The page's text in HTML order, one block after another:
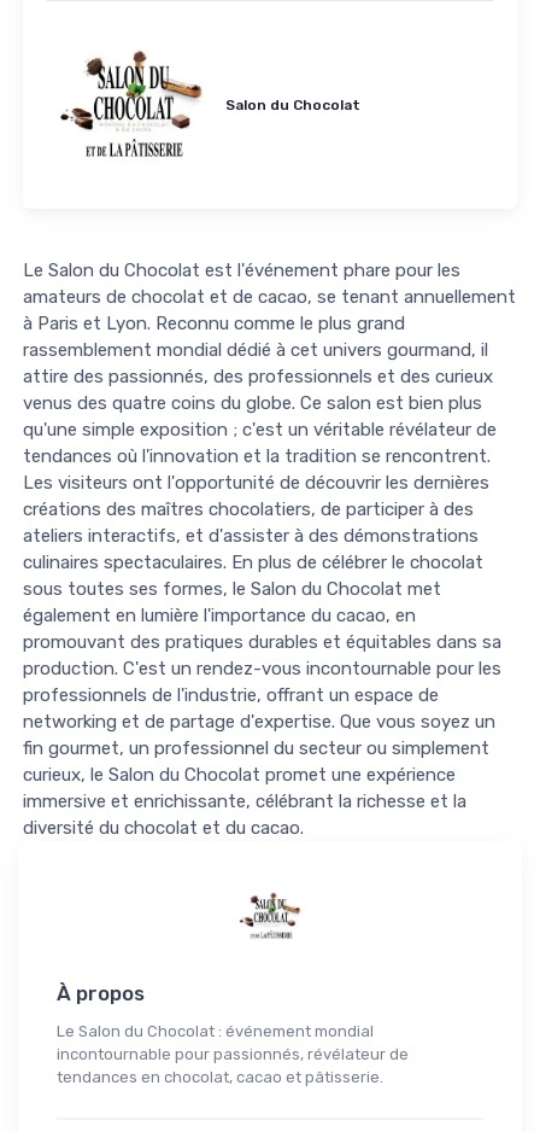
Salon du Chocolat
Le Salon du Chocolat est l'événement phare pour les
amateurs de chocolat et de cacao, se tenant annuellement
à Paris et Lyon. Reconnu comme le plus grand
rassemblement mondial dédié à cet univers gourmand, il
attire des passionnés, des professionnels et des curieux
venus des quatre coins du globe. Ce salon est bien plus
qu'une simple exposition ; c'est un véritable révélateur de
tendances où l'innovation et la tradition se rencontrent.
Les visiteurs ont l'opportunité de découvrir les dernières
créations des maîtres chocolatiers, de participer à des
ateliers interactifs, et d'assister à des démonstrations
culinaires spectaculaires. En plus de célébrer le chocolat
sous toutes ses formes, le Salon du Chocolat met
également en lumière l'importance du cacao, en
promouvant des pratiques durables et équitables dans sa
production. C'est un rendez-vous incontournable pour les
professionnels de l'industrie, offrant un espace de
networking et de partage d'expertise. Que vous soyez un
fin gourmet, un professionnel du secteur ou simplement
curieux, le Salon du Chocolat promet une expérience
immersive et enrichissante, célébrant la richesse et la
diversité du chocolat et du cacao.
À propos
Le Salon du Chocolat : événement mondial
incontournable pour passionnés, révélateur de
tendances en chocolat, cacao et pâtisserie.